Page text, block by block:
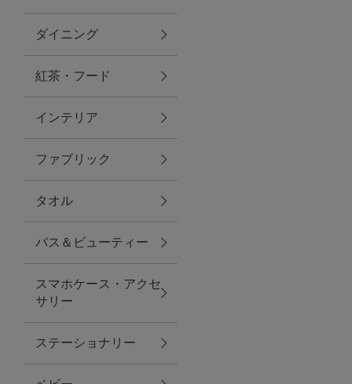
トラベルグッズ
ランチ
バッグ
キッチン・ダイニング
ダイニング
キッチン
ダイニング
紅茶・フード
インテリア
ファブリック
タオル
バス＆ビューティー
スマホケース・アクセ
サリー
ステーショナリー